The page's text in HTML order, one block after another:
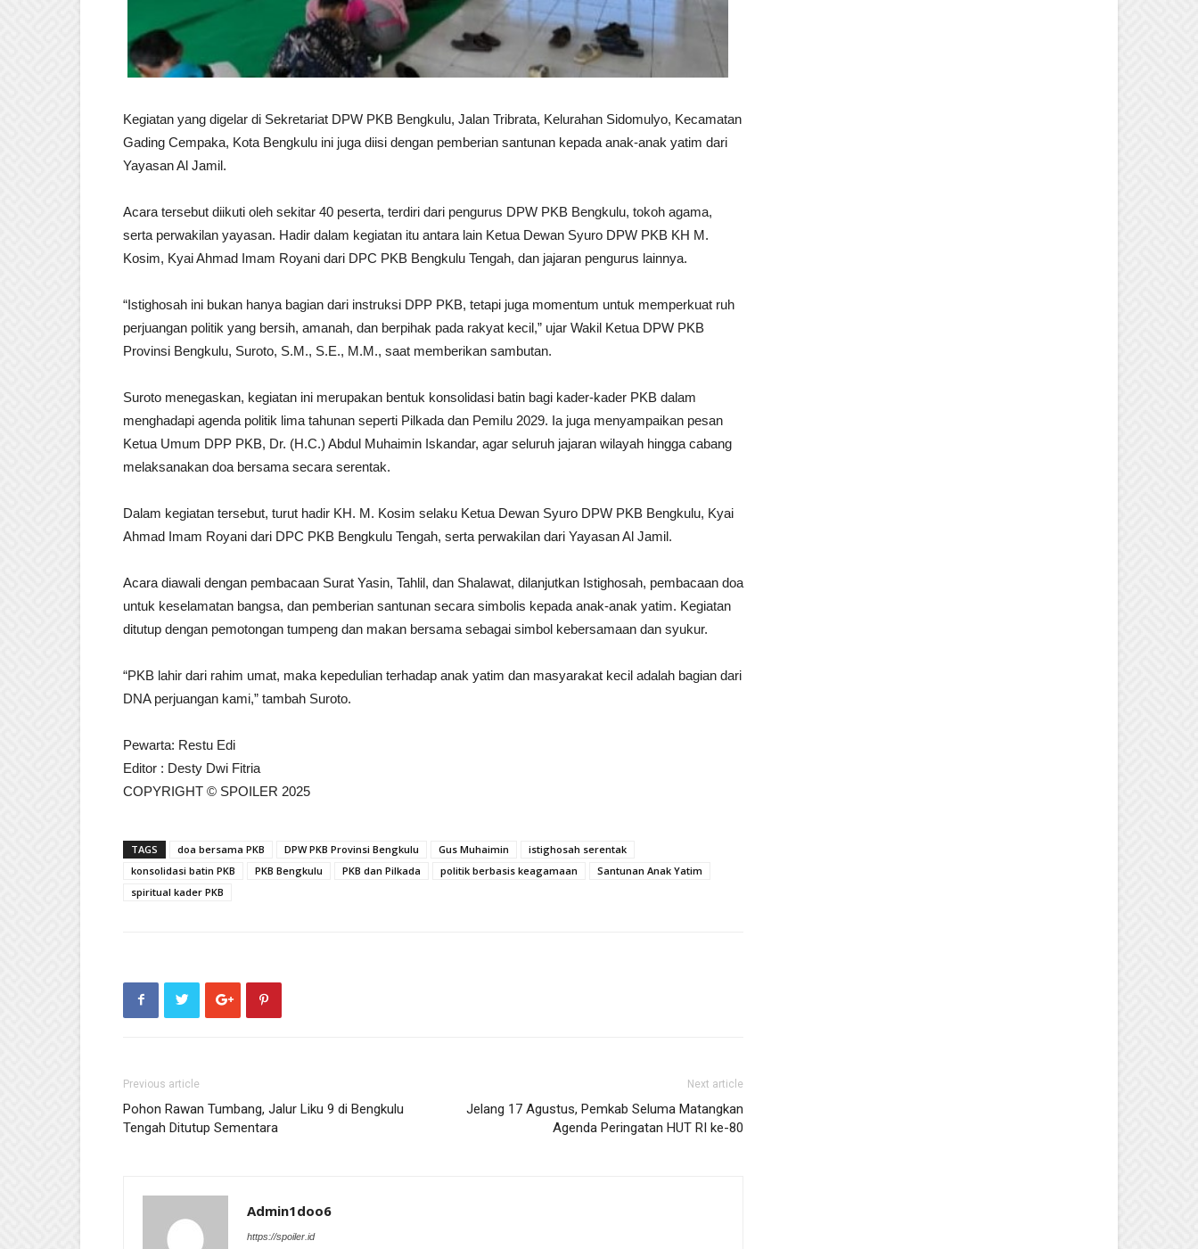
Kegiatan yang digelar di Sekretariat DPW PKB Bengkulu, Jalan Tribrata, Kelurahan Sidomulyo, Kecamatan
Gading Cempaka, Kota Bengkulu ini juga diisi dengan pemberian santunan kepada anak-anak yatim dari
Yayasan Al Jamil.
Acara tersebut diikuti oleh sekitar 40 peserta, terdiri dari pengurus DPW PKB Bengkulu, tokoh agama,
serta perwakilan yayasan. Hadir dalam kegiatan itu antara lain Ketua Dewan Syuro DPW PKB KH M.
Kosim, Kyai Ahmad Imam Royani dari DPC PKB Bengkulu Tengah, dan jajaran pengurus lainnya.
“Istighosah ini bukan hanya bagian dari instruksi DPP PKB, tetapi juga momentum untuk memperkuat ruh
perjuangan politik yang bersih, amanah, dan berpihak pada rakyat kecil,” ujar Wakil Ketua DPW PKB
Provinsi Bengkulu, Suroto, S.M., S.E., M.M., saat memberikan sambutan.
Suroto menegaskan, kegiatan ini merupakan bentuk konsolidasi batin bagi kader-kader PKB dalam
menghadapi agenda politik lima tahunan seperti Pilkada dan Pemilu 2029. Ia juga menyampaikan pesan
Ketua Umum DPP PKB, Dr. (H.C.) Abdul Muhaimin Iskandar, agar seluruh jajaran wilayah hingga cabang
melaksanakan doa bersama secara serentak.
Dalam kegiatan tersebut, turut hadir KH. M. Kosim selaku Ketua Dewan Syuro DPW PKB Bengkulu, Kyai
Ahmad Imam Royani dari DPC PKB Bengkulu Tengah, serta perwakilan dari Yayasan Al Jamil.
Acara diawali dengan pembacaan Surat Yasin, Tahlil, dan Shalawat, dilanjutkan Istighosah, pembacaan doa
untuk keselamatan bangsa, dan pemberian santunan secara simbolis kepada anak-anak yatim. Kegiatan
ditutup dengan pemotongan tumpeng dan makan bersama sebagai simbol kebersamaan dan syukur.
“PKB lahir dari rahim umat, maka kepedulian terhadap anak yatim dan masyarakat kecil adalah bagian dari
DNA perjuangan kami,” tambah Suroto.
Pewarta: Restu Edi
Editor : Desty Dwi Fitria
COPYRIGHT © SPOILER 2025
TAGS doa bersama PKB DPW PKB Provinsi Bengkulu Gus Muhaimin
istighosah serentak
konsolidasi batin PKB
PKB Bengkulu PKB dan Pilkada politik berbasis keagamaan
Santunan Anak Yatim
spiritual kader PKB
Previous article
Pohon Rawan Tumbang, Jalur Liku 9 di Bengkulu
Tengah Ditutup Sementara
Next article
Jelang 17 Agustus, Pemkab Seluma Matangkan
Agenda Peringatan HUT RI ke-80
Admin1doo6
https://spoiler.id